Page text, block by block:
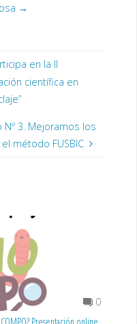
→
en la II
científica en
Nº 3. Mejoramos los
método FUSBIC
0